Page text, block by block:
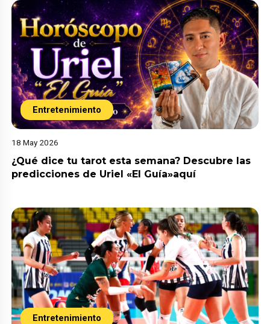
Entretenimiento
18 May 2026
¿Qué dice tu tarot esta semana? Descubre las
predicciones de Uriel «El Guía»aquí
Entretenimiento